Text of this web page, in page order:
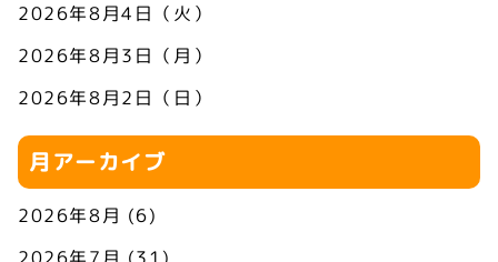
2026年8月4日（火）
2026年8月3日（月）
2026年8月2日（日）
月アーカイブ
2026年8月 (6)